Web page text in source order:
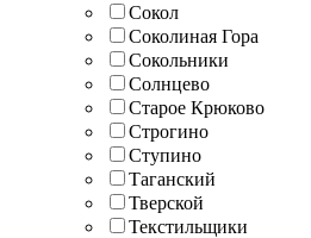
Сокол
Соколиная Гора
Сокольники
Солнцево
Старое Крюково
Строгино
Ступино
Таганский
Тверской
Текстильщики